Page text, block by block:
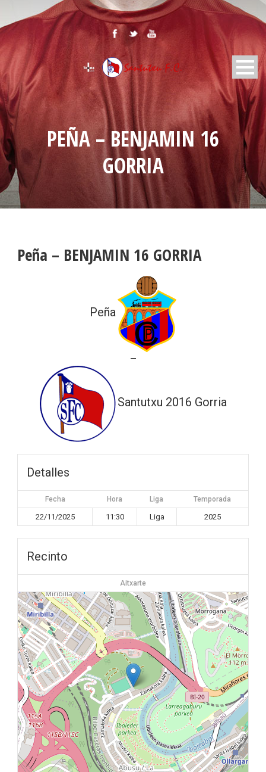
PEÑA – BENJAMIN 16
GORRIA
Peña – BENJAMIN 16 GORRIA
Peña
—
Santutxu 2016 Gorria
Detalles
Fecha Hora Liga Temporada
22/11/2025 11:30 Liga 2025
Recinto
Aitxarte